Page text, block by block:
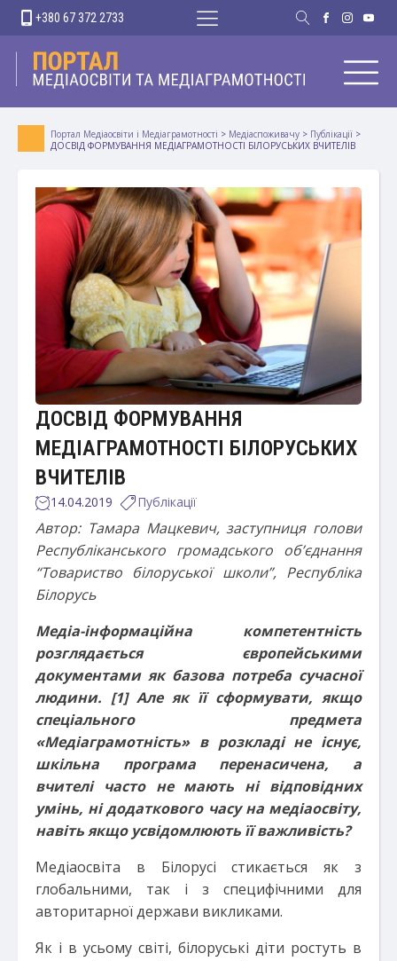
+380 67 372 2733
Портал Медіаосвіти і Медіаграмотності > Медіаспоживачу > Публікації >
ДОСВІД ФОРМУВАННЯ МЕДІАГРАМОТНОСТІ БІЛОРУСЬКИХ ВЧИТЕЛІВ
ДОСВІД ФОРМУВАННЯ
МЕДІАГРАМОТНОСТІ БІЛОРУСЬКИХ
ВЧИТЕЛІВ
14.04.2019 Публікації
Автор: Тамара Мацкевич, заступниця голови
Республіканського громадського об’єднання
“Товариство білоруської школи”, Республіка
Білорусь
Медіа-інформаційна компетентність
розглядається європейськими
документами як базова потреба сучасної
людини. [1] Але як її сформувати, якщо
спеціального предмета
«Медіаграмотність» в розкладі не існує,
шкільна програма перенасичена, а
вчителі часто не мають ні відповідних
умінь, ні додаткового часу на медіаосвіту,
навіть якщо усвідомлюють її важливість?
Медіаосвіта в Білорусі стикається як з
глобальними, так і з специфічними для
авторитарної держави викликами.
Як і в усьому світі, білоруські діти ростуть в